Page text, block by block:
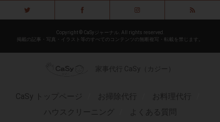
Copyright © CaSyジャーナル. All rights reserved.
掲載の記事・写真・イラスト等のすべてのコンテンツの無断複写・転載を禁じます。
家事代行 CaSy（カジー）
CaSy トップページ お掃除代行
お料理代行
ハウスクリーニング
よくある質問